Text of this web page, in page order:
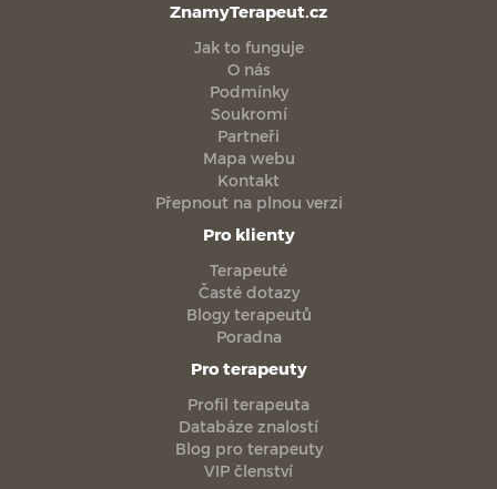
ZnamyTerapeut.cz
Jak to funguje
O nás
Podmínky
Soukromí
Partneři
Mapa webu
Kontakt
Přepnout na plnou verzi
Pro klienty
Terapeuté
Časté dotazy
Blogy terapeutů
Poradna
Pro terapeuty
Profil terapeuta
Databáze znalostí
Blog pro terapeuty
VIP členství